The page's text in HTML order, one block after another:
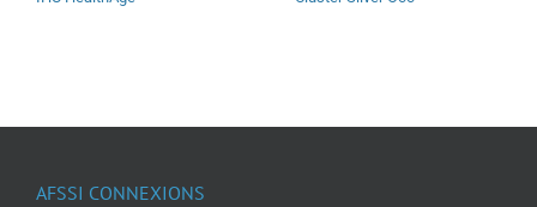
AFSSI CONNEXIONS